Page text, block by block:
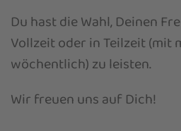
Du hast die Wahl, Deinen
Vollzeit oder in Teilzeit (mit
wöchentlich) zu leisten.
Wir freuen uns auf Dich!